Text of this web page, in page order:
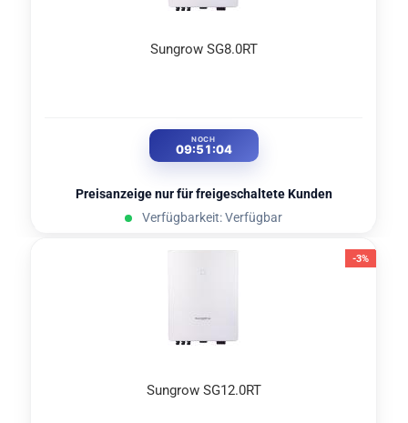
Sungrow SG8.0RT
NOCH
09:51:02
Preisanzeige nur für freigeschaltete Kunden
Verfügbarkeit: Verfügbar
-3%
Sungrow SG12.0RT